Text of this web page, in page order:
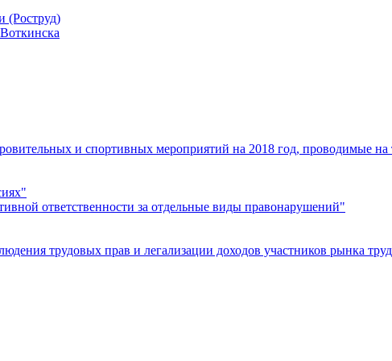
(Роструд)
и спортивных мероприятий на 2018 год, проводимые
ответственности за отдельные виды правонарушений"
трудовых прав и легализации доходов участников рынка